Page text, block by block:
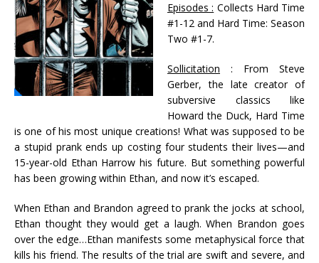
Episodes : Collects Hard Time
#1-12 and Hard Time: Season
Two #1-7.
Sollicitation : From Steve
Gerber, the late creator of
subversive classics like
Howard the Duck, Hard Time
is one of his most unique creations! What was supposed to be
a stupid prank ends up costing four students their lives—and
15-year-old Ethan Harrow his future. But something powerful
has been growing within Ethan, and now it’s escaped.
When Ethan and Brandon agreed to prank the jocks at school,
Ethan thought they would get a laugh. When Brandon goes
over the edge…Ethan manifests some metaphysical force that
kills his friend. The results of the trial are swift and severe, and